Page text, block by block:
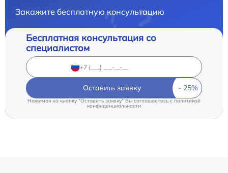
Закажите бесплатную консультацию
Бесплатная консультация со
специалистом
Оставить заявку
Нажимая на кнопку "Оставить заявку" Вы соглашаетесь c политикой
конфиденциальности